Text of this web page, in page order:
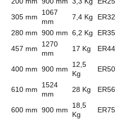
305 mm
1067
mm
7,4 Kg
ER32
280 mm 900 mm 6,2 Kg
ER35
457 mm
1270
mm
17 Kg ER44
400 mm 900 mm
12,5
Kg
ER50
610 mm
1524
mm
28 Kg ER56
600 mm 900 mm
18,5
Kg
ER75